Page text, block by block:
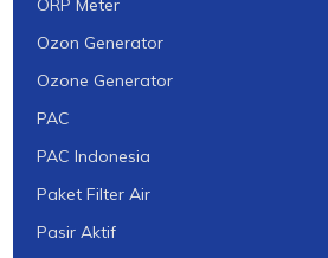
ORP Meter
Ozon Generator
Ozone Generator
PAC
PAC Indonesia
Paket Filter Air
Pasir Aktif